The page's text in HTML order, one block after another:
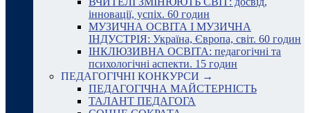
інновації, успіх. 60 годин
МУЗИЧНА ОСВІТА І МУЗИЧНА
ІНДУСТРІЯ: Україна, Європа, світ. 60 годин
ІНКЛЮЗИВНА ОСВІТА: педагогічні та
психологічні аспекти. 15 годин
ПЕДАГОГІЧНІ КОНКУРСИ →
ПЕДАГОГІЧНА МАЙСТЕРНІСТЬ
ТАЛАНТ ПЕДАГОГА